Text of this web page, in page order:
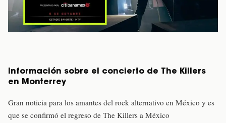
Información sobre el concierto de The Killers
en Monterrey
Gran noticia para los amantes del rock alternativo en México y es
que se confirmó el regreso de The Killers a México